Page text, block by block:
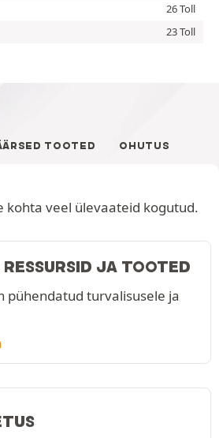
26 Toll
23 Toll
TOOTED OHUTUS
kohta veel ülevaateid kogutud.
JA TOOTED
pühendatud turvalisusele ja